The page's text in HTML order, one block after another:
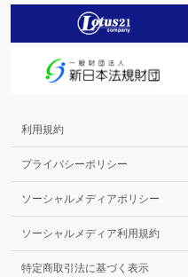
利用規約
プライバシーポリシー
ソーシャルメディアポリシー
ソーシャルメディア利用規約
特定商取引法に基づく表示